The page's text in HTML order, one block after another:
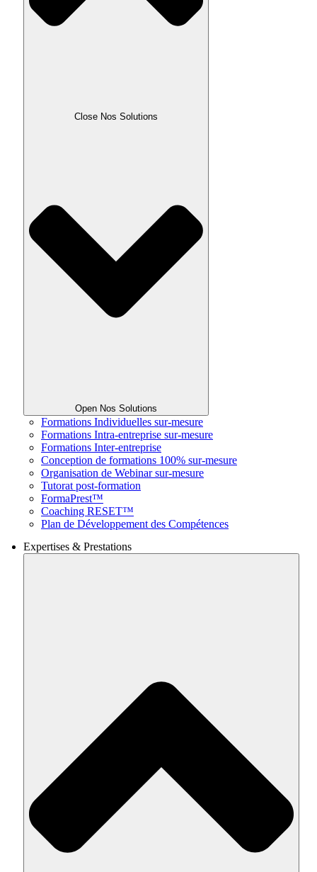
Close Nos Solutions
Open Nos Solutions
Formations Individuelles sur-mesure
Formations Intra-entreprise sur-mesure
Formations Inter-entreprise
Conception de formations 100% sur-mesure
Organisation de Webinar sur-mesure
Tutorat post-formation
FormaPrest™
Coaching RESET™
Plan de Développement des Compétences
Expertises & Prestations